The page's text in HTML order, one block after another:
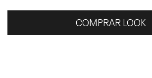
COMPRAR LOOK